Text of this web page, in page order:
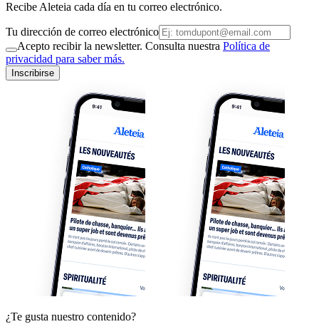
Recibe Aleteia cada día en tu correo electrónico.
Tu dirección de correo electrónico
Acepto recibir la newsletter. Consulta nuestra Política de
privacidad para saber más.
Inscribirse
¿Te gusta nuestro contenido?